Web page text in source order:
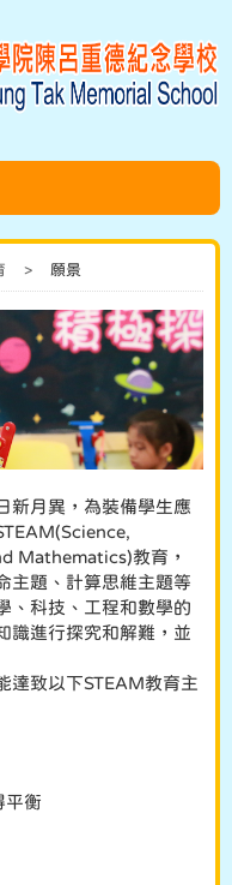
> 願景
新月異，為裝備學生應
Mathematics)教育，
主題、計算思維主題等
、科技、工程和數學的
識進行探究和解難，並
達致以下STEAM教育主
平衡